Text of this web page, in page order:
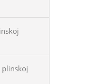
plinskoj